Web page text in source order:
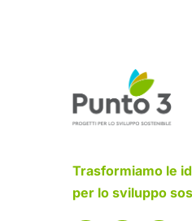
Trasformiamo le
per lo sviluppo